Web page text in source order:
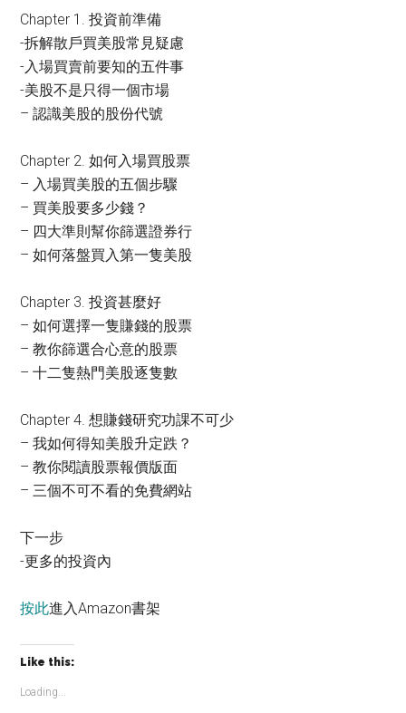
Chapter 1. 投資前準備
-拆解散戶買美股常見疑慮
-入場買賣前要知的五件事
-美股不是只得一個市場
– 認識美股的股份代號
Chapter 2. 如何入場買股票
– 入場買美股的五個步驟
– 買美股要多少錢？
– 四大準則幫你篩選證券行
– 如何落盤買入第一隻美股
Chapter 3. 投資甚麼好
– 如何選擇一隻賺錢的股票
– 教你篩選合心意的股票
– 十二隻熱門美股逐隻數
Chapter 4. 想賺錢研究功課不可少
– 我如何得知美股升定跌？
– 教你閱讀股票報價版面
– 三個不可不看的免費網站
下一步
-更多的投資內
按此進入Amazon書架
Like this:
Loading...